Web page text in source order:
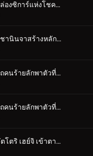
ตอนที่ 344 กล่องซิการ์แห่งโชคลาภ (ตอนจบ)
ตอนที่ 345 วิชานินจาสร้างหลักฐานที่อยู่
ตอนที่ 346 รถคนร้ายลักพาตัวที่หายไป (ตอนแรก)
ตอนที่ 347 รถคนร้ายลักพาตัวที่หายไป (ตอนจบ)
ตอนที่ 348 ฮัตโตริ เฮย์จิ เข้าตาจน! (ตอนแรก)